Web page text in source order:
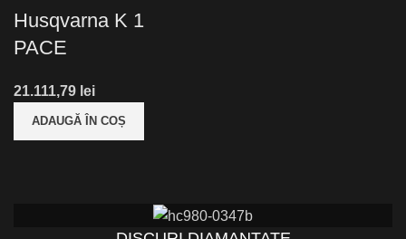
Husqvarna K 1
PACE
lei
ADAUGĂ ÎN COȘ